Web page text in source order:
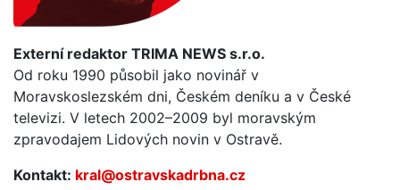
Externí redaktor TRIMA NEWS s.r.o.
Od roku 1990 působil jako novinář v
Moravskoslezském dni, Českém deníku a v České
televizi. V letech 2002–2009 byl moravským
zpravodajem Lidových novin v Ostravě.
Kontakt: kral@ostravskadrbna.cz